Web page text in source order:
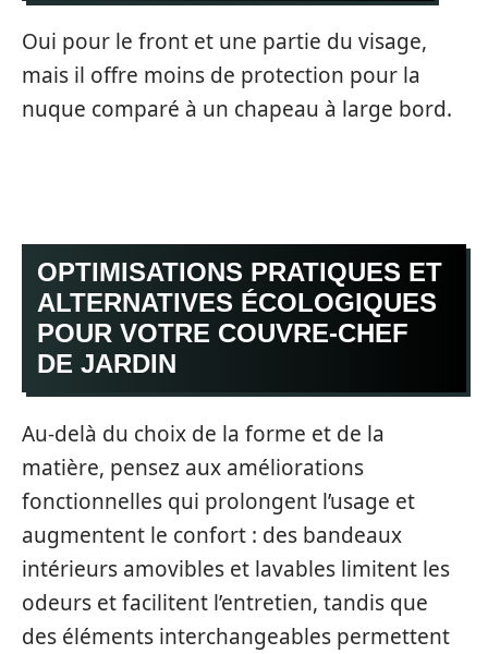
Oui pour le front et une partie du visage,
mais il offre moins de protection pour la
nuque comparé à un chapeau à large bord.
OPTIMISATIONS PRATIQUES ET
ALTERNATIVES ÉCOLOGIQUES
POUR VOTRE COUVRE‑CHEF
DE JARDIN
Au‑delà du choix de la forme et de la
matière, pensez aux améliorations
fonctionnelles qui prolongent l’usage et
augmentent le confort : des bandeaux
intérieurs amovibles et lavables limitent les
odeurs et facilitent l’entretien, tandis que
des éléments interchangeables permettent